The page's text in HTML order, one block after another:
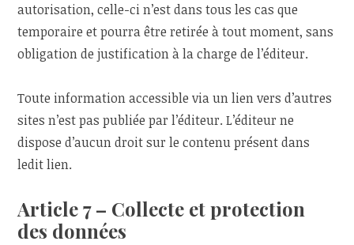
autorisation, celle-ci n’est dans tous les cas que
temporaire et pourra être retirée à tout moment, sans
obligation de justification à la charge de l’éditeur.
Toute information accessible via un lien vers d’autres
sites n’est pas publiée par l’éditeur. L’éditeur ne
dispose d’aucun droit sur le contenu présent dans
ledit lien.
Article 7 – Collecte et protection
des données